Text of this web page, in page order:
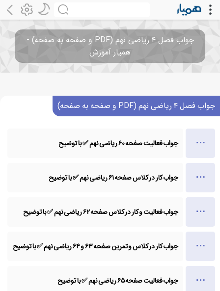
جواب فصل ۴ ریاضی نهم (PDF و صفحه به صفحه) -
همیار آموزش
جواب فصل ۴ ریاضی نهم (PDF و صفحه به صفحه)
جواب فعالیت صفحه ۶۰ ریاضی نهم ✅ با توضیح
جواب کار در کلاس صفحه ۶۱ ریاضی نهم ✅ با توضیح
جواب فعالیت و کار در کلاس صفحه ۶۲ ریاضی نهم ✅ با توضیح
جواب کار در کلاس و تمرین صفحه ۶۳ و ۶۴ ریاضی نهم ✅ با توضیح
جواب فعالیت صفحه ۶۵ ریاضی نهم ✅ با توضیح